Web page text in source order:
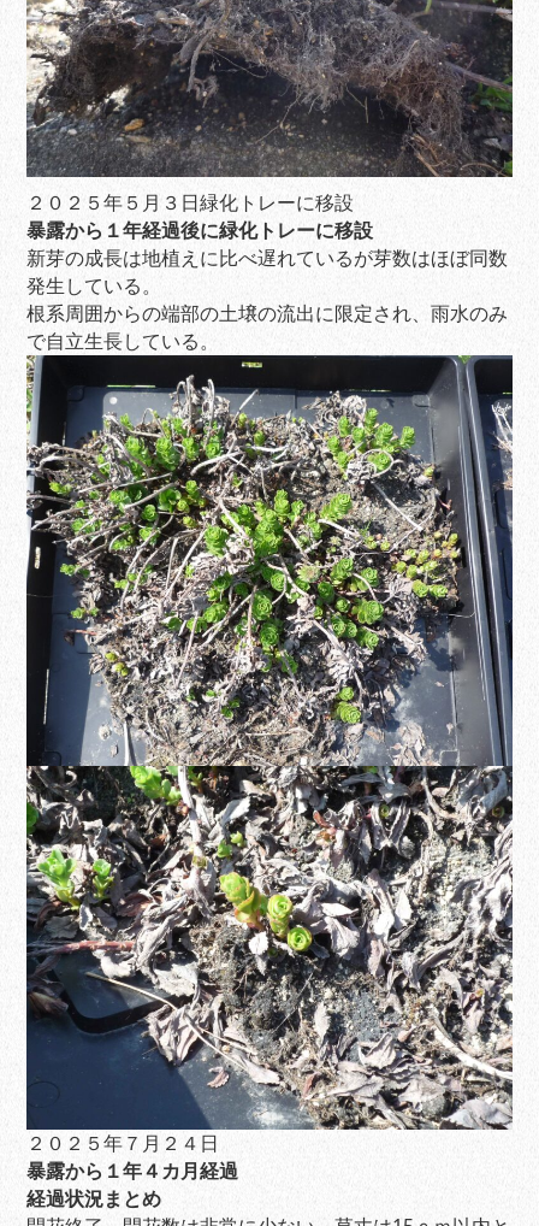
２０２５年５月３日緑化トレーに移設
暴露から１年経過後に緑化トレーに移設
新芽の成長は地植えに比べ遅れているが芽数はほぼ同数
発生している。
根系周囲からの端部の土壌の流出に限定され、雨水のみ
で自立生長している。
２０２５年７月２４日
暴露から１年４カ月経過
経過状況まとめ